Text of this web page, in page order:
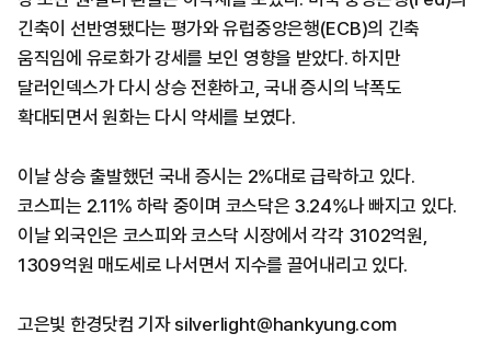
긴축이 선반영됐다는 평가와 유럽중앙은행(ECB)의 긴축
움직임에 유로화가 강세를 보인 영향을 받았다. 하지만
달러인덱스가 다시 상승 전환하고, 국내 증시의 낙폭도
확대되면서 원화는 다시 약세를 보였다.
이날 상승 출발했던 국내 증시는 2%대로 급락하고 있다.
코스피는 2.11% 하락 중이며 코스닥은 3.24%나 빠지고 있다.
이날 외국인은 코스피와 코스닥 시장에서 각각 3102억원,
1309억원 매도세로 나서면서 지수를 끌어내리고 있다.
고은빛 한경닷컴 기자 silverlight@hankyung.com